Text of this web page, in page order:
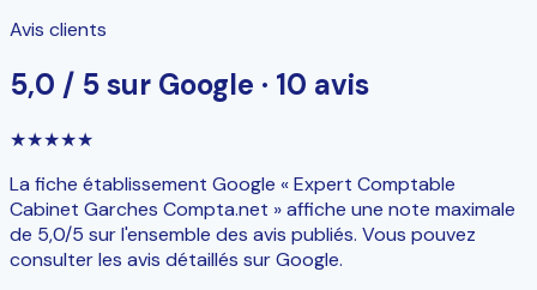
Avis clients
5,0 / 5 sur Google · 10 avis
★★★★★
La fiche établissement Google « Expert Comptable
Cabinet Garches Compta.net » affiche une note maximale
de 5,0/5 sur l'ensemble des avis publiés. Vous pouvez
consulter les avis détaillés sur Google.